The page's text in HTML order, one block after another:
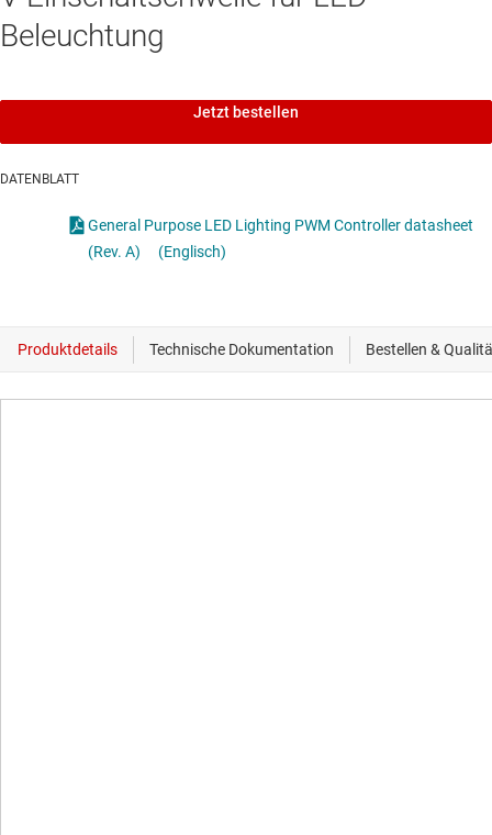
Beleuchtung
Jetzt bestellen
DATENBLATT
General Purpose LED Lighting PWM Controller datasheet
(Rev. A)
(Englisch)